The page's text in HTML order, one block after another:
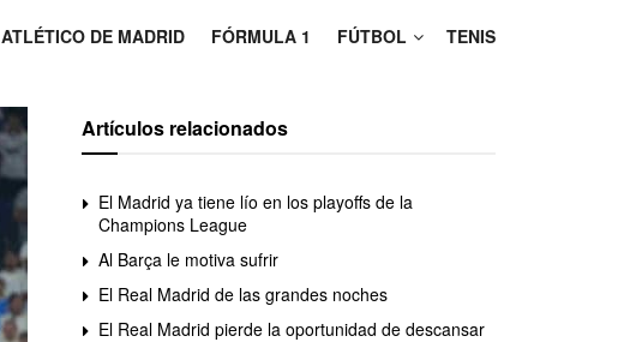
ATLÉTICO DE MADRID FÓRMULA 1 FÚTBOL TENIS
Artículos relacionados
El Madrid ya tiene lío en los playoffs de la
Champions League
Al Barça le motiva sufrir
El Real Madrid de las grandes noches
El Real Madrid pierde la oportunidad de descansar